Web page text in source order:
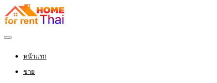
หน้าแรก
ขาย